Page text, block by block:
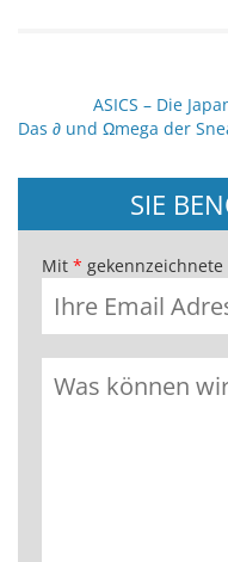
ASICS – Die
Das ∂ und Ωmega der
SIE
Mit *